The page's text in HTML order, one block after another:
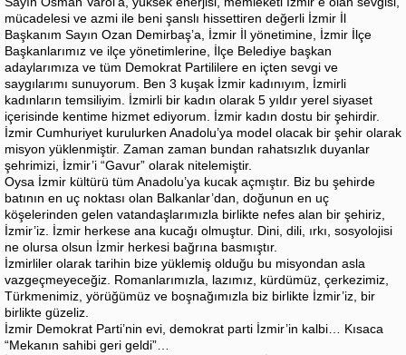
mücadelesi ve azmi ile beni şanslı hissettiren değerli İzmir İl
Başkanım Sayın Ozan Demirbaş’a, İzmir İl yönetimine, İzmir İlçe
Başkanlarımız ve ilçe yönetimlerine, İlçe Belediye başkan
adaylarımıza ve tüm Demokrat Partililere en içten sevgi ve
saygılarımı sunuyorum. Ben 3 kuşak İzmir kadınıyım, İzmirli
kadınların temsiliyim. İzmirli bir kadın olarak 5 yıldır yerel siyaset
içerisinde kentime hizmet ediyorum. İzmir kadın dostu bir şehirdir.
İzmir Cumhuriyet kurulurken Anadolu’ya model olacak bir şehir olarak
misyon yüklenmiştir. Zaman zaman bundan rahatsızlık duyanlar
şehrimizi, İzmir’i “Gavur” olarak nitelemiştir.
Oysa İzmir kültürü tüm Anadolu’ya kucak açmıştır. Biz bu şehirde
batının en uç noktası olan Balkanlar’dan, doğunun en uç
köşelerinden gelen vatandaşlarımızla birlikte nefes alan bir şehiriz,
İzmir’iz. İzmir herkese ana kucağı olmuştur. Dini, dili, ırkı, sosyolojisi
ne olursa olsun İzmir herkesi bağrına basmıştır.
İzmirliler olarak tarihin bize yüklemiş olduğu bu misyondan asla
vazgeçmeyeceğiz. Romanlarımızla, lazımız, kürdümüz, çerkezimiz,
Türkmenimiz, yörüğümüz ve boşnağımızla biz birlikte İzmir’iz, bir
birlikte güzeliz.
İzmir Demokrat Parti’nin evi, demokrat parti İzmir’in kalbi… Kısaca
“Mekanın sahibi geri geldi”…